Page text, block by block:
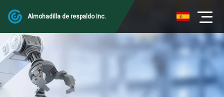
Almohadilla de respaldo Inc.